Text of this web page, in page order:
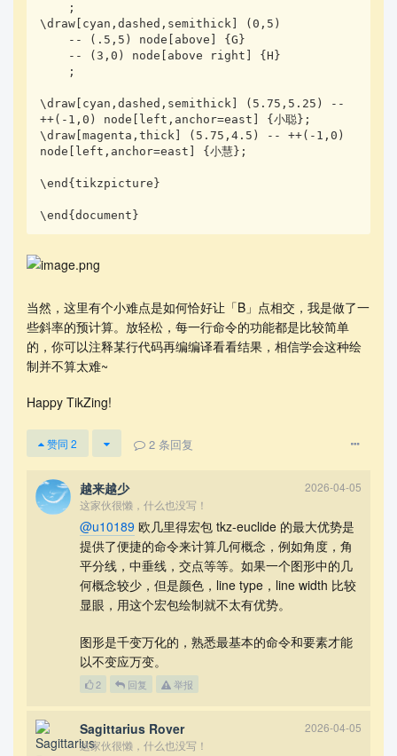
\draw[cyan,dashed,semithick] (0,5)
\draw[cyan,dashed,semithick] (5.75,5.25) --
++(-1,0) node[left,anchor=east] {小聪};
\draw[magenta,thick] (5.75,4.5) -- ++(-1,0)
node[left,anchor=east] {小慧};
\end{tikzpicture}
\end{document}
当然，这里有个小难点是如何恰好让「B」点相交，我是做了一
些斜率的预计算。放轻松，每一行命令的功能都是比较简单
的，你可以注释某行代码再编编译看看结果，相信学会这种绘
制并不算太难~
Happy TikZing!
赞同 2 2 条回复
越来越少
2026-04-05
这家伙很懒，什么也没写！
@u10189 欧几里得宏包 tkz-euclide 的最大优势是
提供了便捷的命令来计算几何概念，例如角度，角
平分线，中垂线，交点等等。如果一个图形中的几
何概念较少，但是颜色，line type，line width 比较
显眼，用这个宏包绘制就不太有优势。
图形是千变万化的，熟悉最基本的命令和要素才能
以不变应万变。
2 回复 举报
Sagittarius Rover
2026-04-05
这家伙很懒，什么也没写！